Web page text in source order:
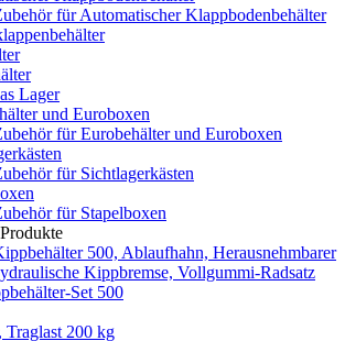
für Automatischer Klappbodenbehälter
Lager
und Euroboxen
für Eurobehälter und Euroboxen
für Sichtlagerkästen
für Stapelboxen
Set 500